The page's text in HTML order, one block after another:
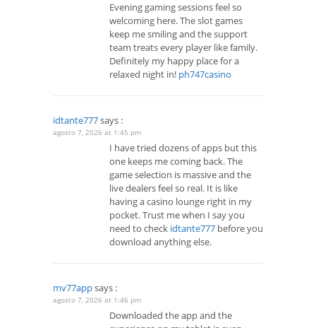
Evening gaming sessions feel so
welcoming here. The slot games
keep me smiling and the support
team treats every player like family.
Definitely my happy place for a
relaxed night in! ph747casino
idtante777says :
agosto 7, 2026 at 1:45 pm
I have tried dozens of apps but this
one keeps me coming back. The
game selection is massive and the
live dealers feel so real. It is like
having a casino lounge right in my
pocket. Trust me when I say you
need to check idtante777 before you
download anything else.
mv77appsays :
agosto 7, 2026 at 1:46 pm
Downloaded the app and the